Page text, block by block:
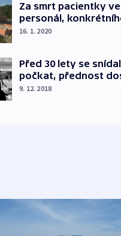
Za smrt pacientky
personál,
16. 1. 2020
Před 30 lety se
počkat, přednost
9. 12. 2018